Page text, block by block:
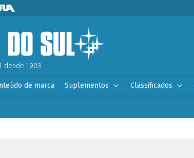
desde 1903.
de marca Suplementos Classificados